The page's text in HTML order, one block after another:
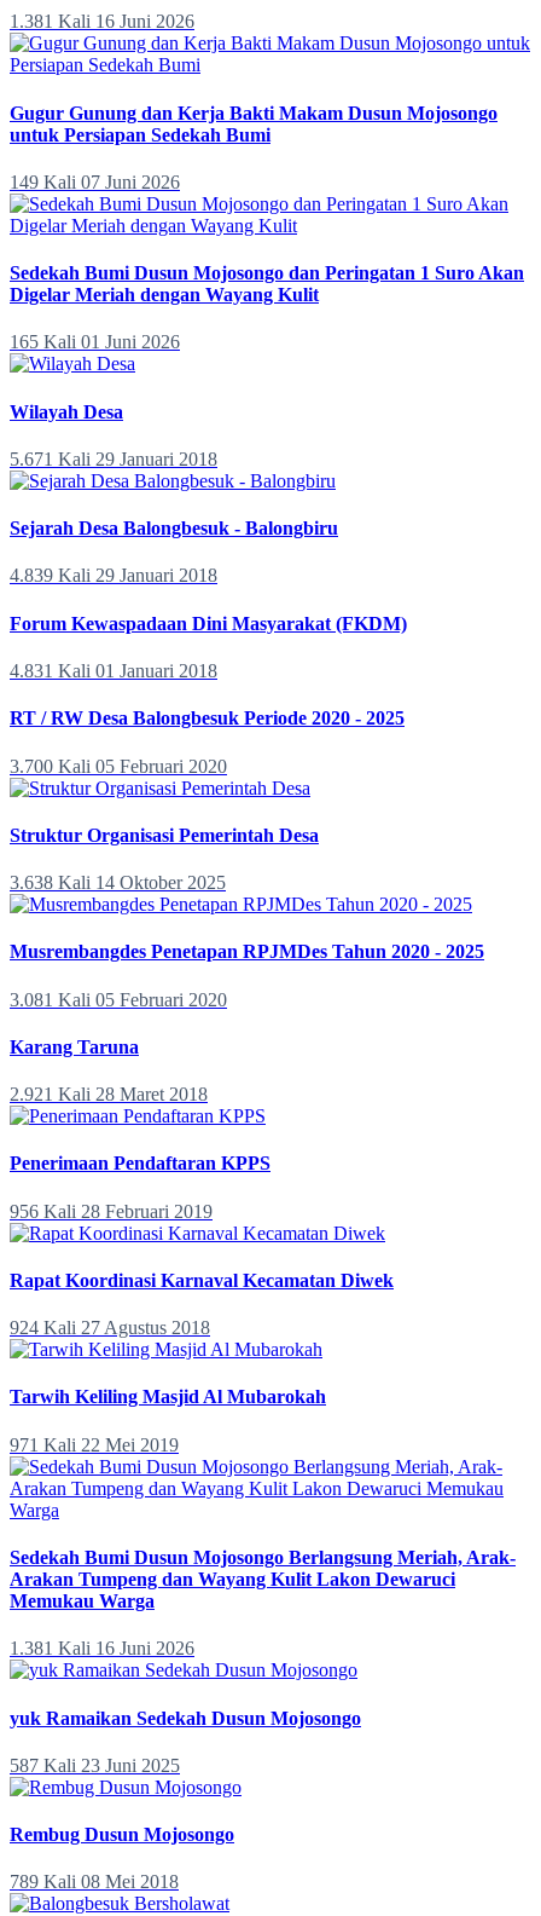
1.381 Kali 16 Juni 2026
Gugur Gunung dan Kerja Bakti Makam Dusun Mojosongo
untuk Persiapan Sedekah Bumi
149 Kali 07 Juni 2026
Sedekah Bumi Dusun Mojosongo dan Peringatan 1 Suro Akan
Digelar Meriah dengan Wayang Kulit
165 Kali 01 Juni 2026
Wilayah Desa
5.671 Kali 29 Januari 2018
Sejarah Desa Balongbesuk - Balongbiru
4.839 Kali 29 Januari 2018
Forum Kewaspadaan Dini Masyarakat (FKDM)
4.831 Kali 01 Januari 2018
RT / RW Desa Balongbesuk Periode 2020 - 2025
3.700 Kali 05 Februari 2020
Struktur Organisasi Pemerintah Desa
3.638 Kali 14 Oktober 2025
Musrembangdes Penetapan RPJMDes Tahun 2020 - 2025
3.081 Kali 05 Februari 2020
Karang Taruna
2.921 Kali 28 Maret 2018
Penerimaan Pendaftaran KPPS
956 Kali 28 Februari 2019
Rapat Koordinasi Karnaval Kecamatan Diwek
924 Kali 27 Agustus 2018
Tarwih Keliling Masjid Al Mubarokah
971 Kali 22 Mei 2019
Sedekah Bumi Dusun Mojosongo Berlangsung Meriah, Arak-
Arakan Tumpeng dan Wayang Kulit Lakon Dewaruci
Memukau Warga
1.381 Kali 16 Juni 2026
yuk Ramaikan Sedekah Dusun Mojosongo
587 Kali 23 Juni 2025
Rembug Dusun Mojosongo
789 Kali 08 Mei 2018